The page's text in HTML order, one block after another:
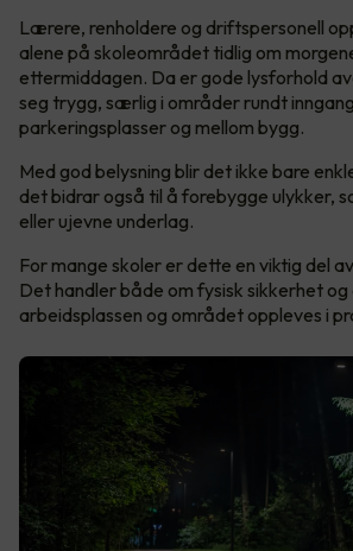
Lærere, renholdere og driftspersonell
alene på skoleområdet tidlig om
ettermiddagen. Da er gode lysforhold
seg trygg, særlig i områder rundt
parkeringsplasser og mellom bygg.
Med god belysning blir det ikke bare
det bidrar også til å forebygge ulykker,
eller ujevne underlag.
For mange skoler er dette en viktig del
Det handler både om fysisk sikkerhet og
arbeidsplassen og området oppleves i